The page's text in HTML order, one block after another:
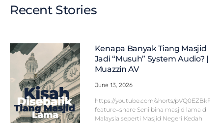
Recent Stories
Kenapa Banyak Tiang Masjid
Jadi “Musuh” System Audio? |
Muazzin AV
June 13, 2026
https://youtube.com/shorts/
feature=share Seni bina masjid lama di
Malaysia seperti Masjid Negeri Kedah